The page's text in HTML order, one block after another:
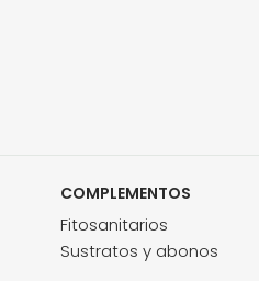
COMPLEMENTOS
Fitosanitarios
Sustratos y abonos